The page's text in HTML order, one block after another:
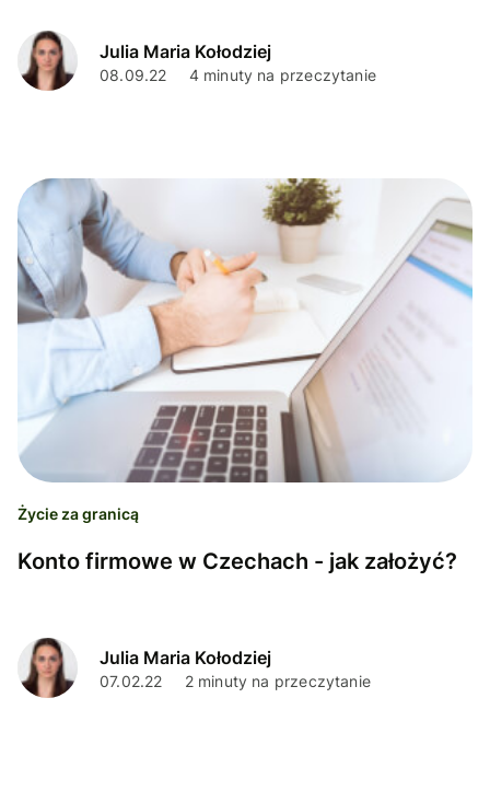
Julia Maria Kołodziej
08.09.22 4 minuty na przeczytanie
Życie za granicą
Konto firmowe w Czechach - jak założyć?
Julia Maria Kołodziej
07.02.22 2 minuty na przeczytanie